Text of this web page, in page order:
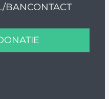
BANCONTACT